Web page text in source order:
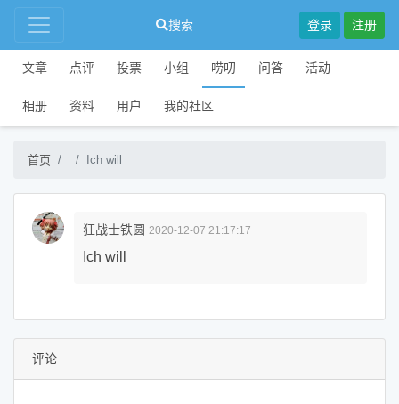
搜索 登录 注册
文章 点评 投票 小组 唠叨 问答 活动
相册 资料 用户 我的社区
首页 Ich will
狂战士铁圆 2020-12-07 21:17:17
Ich will
评论